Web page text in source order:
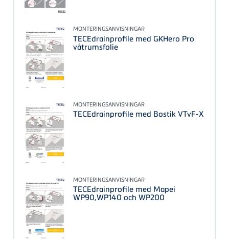
MONTERINGSANVISNINGAR
TECEdrainprofile med GKHero Pro
våtrumsfolie
MONTERINGSANVISNINGAR
TECEdrainprofile med Bostik VTvF-X
MONTERINGSANVISNINGAR
TECEdrainprofile med Mapei
WP90,WP140 och WP200